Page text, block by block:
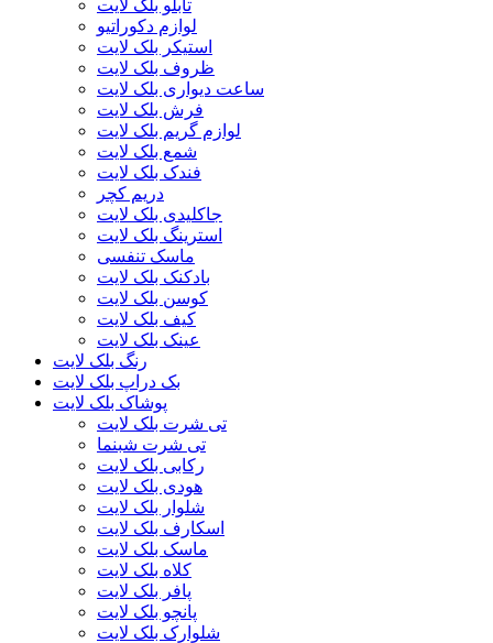
تابلو بلک لایت
لوازم دکوراتیو
استیکر بلک لایت
ظروف بلک لایت
ساعت دیواری بلک لایت
فرش بلک لایت
لوازم گریم بلک لایت
شمع بلک لایت
فندک بلک لایت
دریم کچر
جاکلیدی بلک لایت
استرینگ بلک لایت
ماسک تنفسی
بادکنک بلک لایت
کوسن بلک لایت
کیف بلک لایت
عینک بلک لایت
رنگ بلک لایت
بک دراپ بلک لایت
پوشاک بلک لایت
تی شرت بلک لایت
تی شرت شبنما
رکابی بلک لایت
هودی بلک لایت
شلوار بلک لایت
اسکارف بلک لایت
ماسک بلک لایت
کلاه بلک لایت
پافر بلک لایت
پانچو بلک لایت
شلوارک بلک لایت